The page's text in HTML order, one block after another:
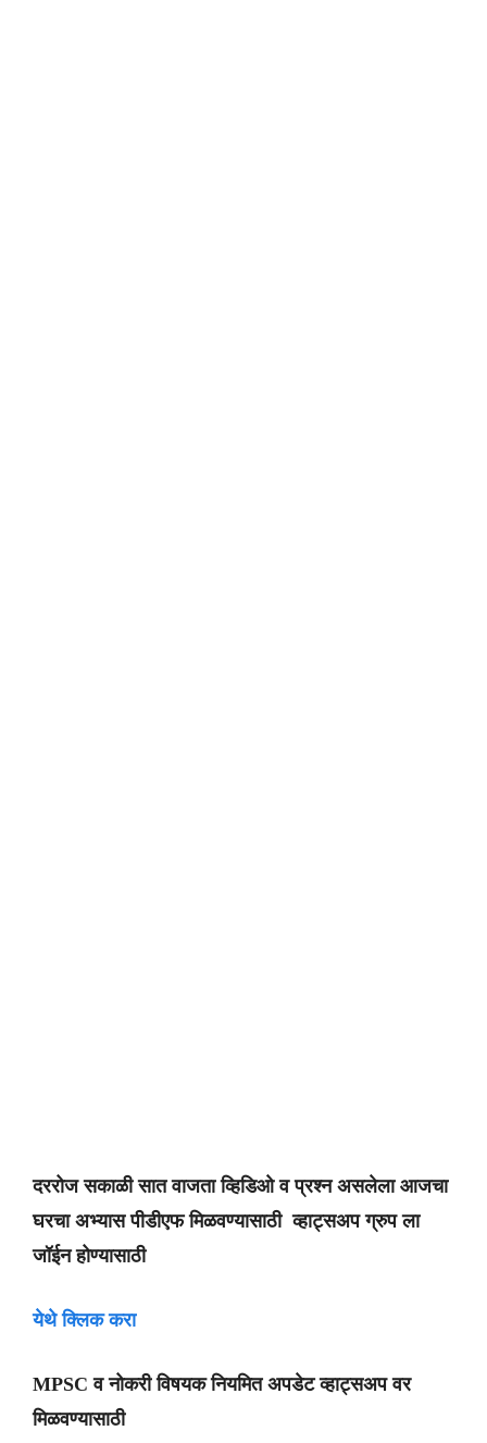
दररोज सकाळी सात वाजता व्हिडिओ व प्रश्न असलेला आजचा
घरचा अभ्यास पीडीएफ मिळवण्यासाठी व्हाट्सअप ग्रुप ला
जॉईन होण्यासाठी
येथे क्लिक करा
MPSC व नोकरी विषयक नियमित अपडेट व्हाट्सअप वर
मिळवण्यासाठी